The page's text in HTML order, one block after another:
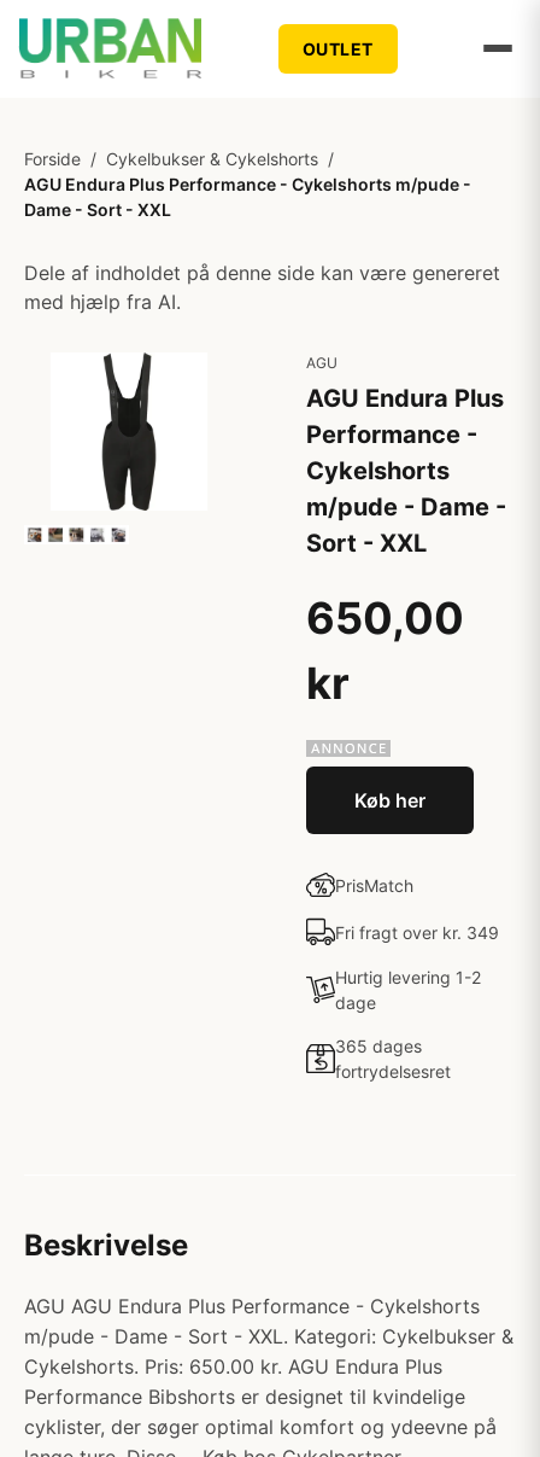
OUTLET
Forside / Cykelbukser & Cykelshorts /
AGU Endura Plus Performance - Cykelshorts m/pude -
Dame - Sort - XXL
Dele af indholdet på denne side kan være genereret
med hjælp fra AI.
AGU
AGU Endura Plus
Performance -
Cykelshorts
m/pude - Dame -
Sort - XXL
650,00
kr
Køb her
PrisMatch
Fri fragt over kr. 349
Hurtig levering 1-2
dage
365 dages
fortrydelsesret
Beskrivelse
AGU AGU Endura Plus Performance - Cykelshorts
m/pude - Dame - Sort - XXL. Kategori: Cykelbukser &
Cykelshorts. Pris: 650.00 kr. AGU Endura Plus
Performance Bibshorts er designet til kvindelige
cyklister, der søger optimal komfort og ydeevne på